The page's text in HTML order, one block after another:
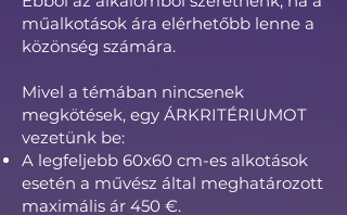
műalkotások ára elérhetőbb lenne a
közönség számára.
Mivel a témában nincsenek
megkötések, egy ÁRKRITÉRIUMOT
vezetünk be:
A legfeljebb 60x60 cm-es alkotások
esetén a művész által meghatározott
maximális ár 450 €.